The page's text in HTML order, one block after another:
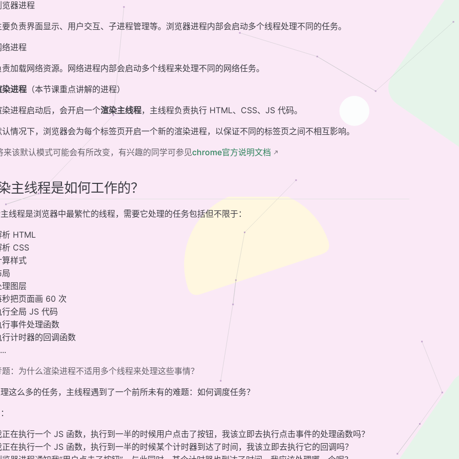
览器进程
要负责界面显示、用户交互、子进程管理等。浏览器进程内部会启动多个线程处理不同的任务。
络进程
责加载网络资源。网络进程内部会启动多个线程来处理不同的网络任务。
染进程 （本节课重点讲解的进程）
染进程启动后，会开启一个渲染主线程，主线程负责执行 HTML、CSS、JS 代码。
认情况下，浏览器会为每个标签页开启一个新的渲染进程，以保证不同的标签页之间不相互影响。
来该默认模式可能会有所改变，有兴趣的同学可参见chrome官方说明文档
主线程是如何工作的？
线程是浏览器中最繁忙的线程，需要它处理的任务包括但不限于：
析 HTML
析 CSS
算样式
局
理图层
秒把页面画 60 次
行全局 JS 代码
行事件处理函数
行计时器的回调函数
：为什么渲染进程不适用多个线程来处理这些事情？
这么多的任务，主线程遇到了一个前所未有的难题：如何调度任务？
正在执行一个 JS 函数，执行到一半的时候用户点击了按钮，我该立即去执行点击事件的处理函数吗？
正在执行一个 JS 函数，执行到一半的时候某个计时器到达了时间，我该立即去执行它的回调吗？